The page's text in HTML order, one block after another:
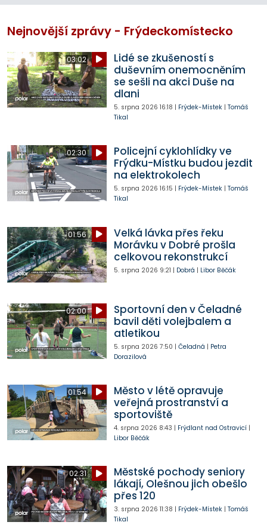
Nejnovější zprávy - Frýdeckomístecko
03:02
Lidé se zkušeností s
duševním onemocněním
se sešli na akci Duše na
dlani
5. srpna 2026 16:18 | Frýdek-Místek| Tomáš
Tikal
02:30
Policejní cyklohlídky ve
Frýdku-Místku budou jezdit
na elektrokolech
5. srpna 2026 16:15 | Frýdek-Místek| Tomáš
Tikal
01:56
Velká lávka přes řeku
Morávku v Dobré prošla
celkovou rekonstrukcí
5. srpna 2026 9:21 | Dobrá | Libor Běčák
02:00
Sportovní den v Čeladné
bavil děti volejbalem a
atletikou
5. srpna 2026 7:50 | Čeladná | Petra
Dorazilová
01:54
Město v létě opravuje
veřejná prostranství a
sportoviště
4. srpna 2026 8:43 | Frýdlant nad Ostravicí|
Libor Běčák
02:31
Městské pochody seniory
lákají, Olešnou jich obešlo
přes 120
3. srpna 2026 11:38 | Frýdek-Místek| Tomáš
Tikal